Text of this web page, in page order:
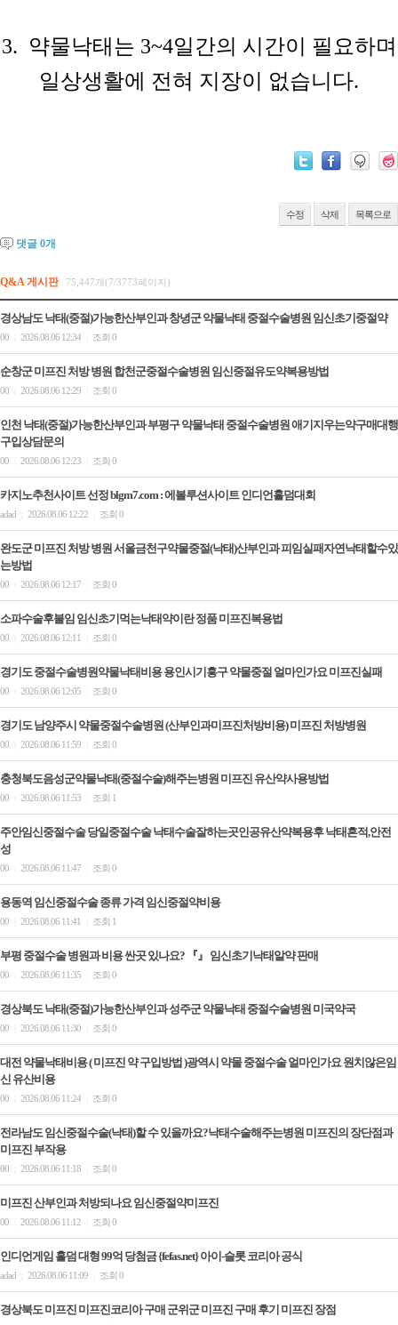
3. 약물낙태는 3~4일간의 시간이 필요하며
일상생활에 전혀 지장이 없습니다.
수정 삭제 목록으로
댓글 0개
Q&A 게시판 75,447개(7/3773페이지)
경상남도 낙태(중절)가능한산부인과 창녕군 약물낙태 중절수술병원 임신초기중절약
00 2026.08.06 12:34 조회 0
순창군 미프진 처방 병원 합천군중절수술병원 임신중절유도약복용방법
00 2026.08.06 12:29 조회 0
인천 낙태(중절)가능한산부인과 부평구 약물낙태 중절수술병원 애기지우는약구매대행
구입상담문의
00 2026.08.06 12:23 조회 0
카­지노추천사이트 선정 blgm7.com : 에볼루션사이트 인디언홀덤대회
adad 2026.08.06 12:22 조회 0
완도군 미프진 처방 병원 서울금천구약물중절(낙태)산부인과 피임실패자연낙태할수있
는방법
00 2026.08.06 12:17 조회 0
소파수술후불임 임신초기먹는낙태약이란 정품 미­프진복용법
00 2026.08.06 12:11 조회 0
경기도 중절수술병원약물낙태비용 용인시기흥구 약물중절 얼마인가요 미프진실패
00 2026.08.06 12:05 조회 0
경기도 남양주시 약물중절수술병원 (산부인과미프진처방비용) 미­프진 처방병원
00 2026.08.06 11:59 조회 0
충청북도음성군약물낙태(중절수술)해주는병원 미­프진 유산약사용방법
00 2026.08.06 11:53 조회 1
주안임신중절수술 당일중절수술 낙태수술잘하는곳인공유산약복용후 낙태흔적,안전
성
00 2026.08.06 11:47 조회 0
용동역 임신중절수술 종류 가격 임신중절약비용
00 2026.08.06 11:41 조회 1
부평 중절수술 병원과 비용 싼곳 있나요? 『』 임신초기낙­태알약 판매
00 2026.08.06 11:35 조회 0
경상북도 낙태(중절)가능한산부인과 성주군 약물낙태 중절수술병원 미국약국
00 2026.08.06 11:30 조회 0
대전 약물낙태비용 ( 미프진 약 구입방법 )광역시 약물 중절수술 얼마인가요 원치않은임
신 유산비용
00 2026.08.06 11:24 조회 0
전라남도 임신중절수술(낙태)할 수 있을까요?낙태수술해주는병원 미­프진의 장단점과
미­프진 부작용
00 2026.08.06 11:18 조회 0
미프진 산부인과 처방되나요 임신중절약미­프진
00 2026.08.06 11:12 조회 0
인디언게임 홀덤 대형 99억 당첨금 {fefas.net} 아이-슬롯 코리아 공식
adad 2026.08.06 11:09 조회 0
경상북도 미프진 미프진코리아 구매 군위군 미프진 구매 후기 미­프진 장점